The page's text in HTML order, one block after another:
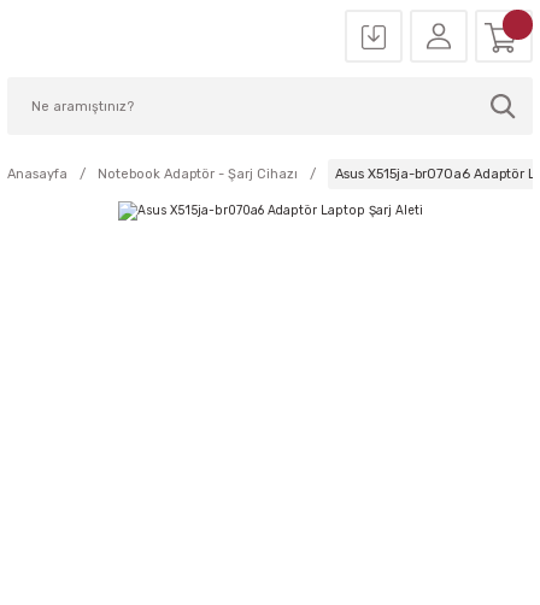
Anasayfa Notebook Adaptör - Şarj Cihazı Asus X515ja-br070a6 Adaptör